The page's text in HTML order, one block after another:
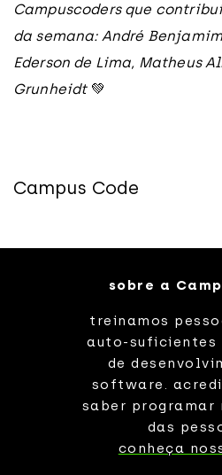
Campuscoders que
da semana: André
Ederson de Lima, Matheus
Grunheidt💚
Campus Code
sobre a
treinamos
auto-suficientes
de
software.
saber programar
das
conheça